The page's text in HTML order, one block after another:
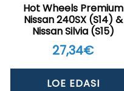
Hot Wheels Premium
Nissan 240SX (S14) &
Nissan Silvia (S15)
27,34€
LOE EDASI